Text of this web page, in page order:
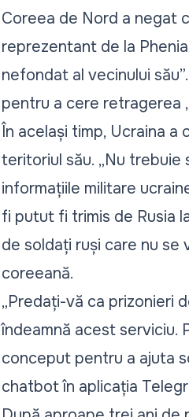
Coreea de Nord a negat
reprezentant de la
nefondat al vecinului
pentru a cere retragerea
În același timp, Ucraina
teritoriul său. „Nu trebuie
informațiile militare
fi putut fi trimis de Rusia
de soldați ruși care nu
coreeană.
„Predați-vă ca prizonieri
îndeamnă acest serviciu.
conceput pentru a ajuta
chatbot în aplicația